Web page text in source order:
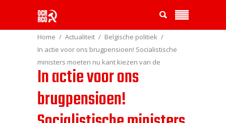
Home Actualiteit
Belgische politiek
In actie voor ons brugpensioen! Socialistische
ministers moeten nu kant kiezen van de
vakbonden.
In actie voor ons
brugpensioen!